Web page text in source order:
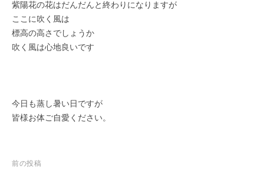
し
い
花
め
ま
紫陽花の花はだんだんと終わりになりますが
ここに吹く風は
標高の高さでしょうか
吹く風は心地良いです
今日も蒸し暑い日ですが
皆様お体ご自愛ください。
投
前の投稿